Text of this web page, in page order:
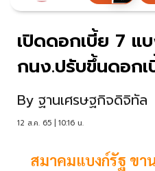
เปิดดอกเบี้ย 7 แ
กนง.ปรับขึ้นดอก
By ฐานเศรษฐกิจดิจิทัล
12 ส.ค. 65 | 10:16 น.
สมาคมแบงก์รัฐ ขา